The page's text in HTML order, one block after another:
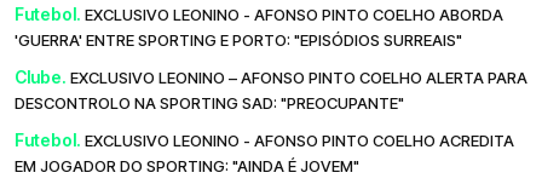
Futebol. EXCLUSIVO LEONINO - AFONSO PINTO COELHO ABORDA
'GUERRA' ENTRE SPORTING E PORTO: "EPISÓDIOS SURREAIS"
Clube. EXCLUSIVO LEONINO – AFONSO PINTO COELHO ALERTA PARA
DESCONTROLO NA SPORTING SAD: "PREOCUPANTE"
Futebol. EXCLUSIVO LEONINO - AFONSO PINTO COELHO ACREDITA
EM JOGADOR DO SPORTING: "AINDA É JOVEM"